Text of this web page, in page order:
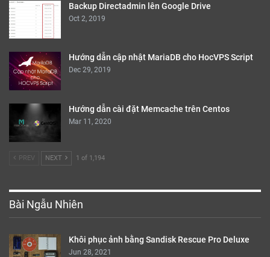
Backup Directadmin lên Google Drive
Oct 2, 2019
Hướng dẫn cập nhật MariaDB cho HocVPS Script
Dec 29, 2019
Hướng dẫn cài đặt Memcache trên Centos
Mar 11, 2020
PREV NEXT 1 of 1,194
Bài Ngẫu Nhiên
Khôi phục ảnh bằng Sandisk Rescue Pro Deluxe
Jun 28, 2021